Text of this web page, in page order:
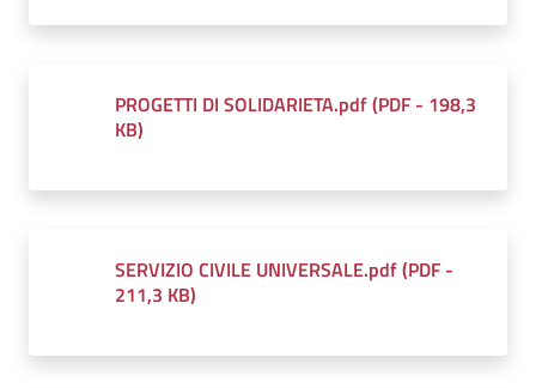
PROGETTI DI SOLIDARIETA.pdf(PDF - 198,3
KB)
SERVIZIO CIVILE UNIVERSALE.pdf(PDF -
211,3 KB)